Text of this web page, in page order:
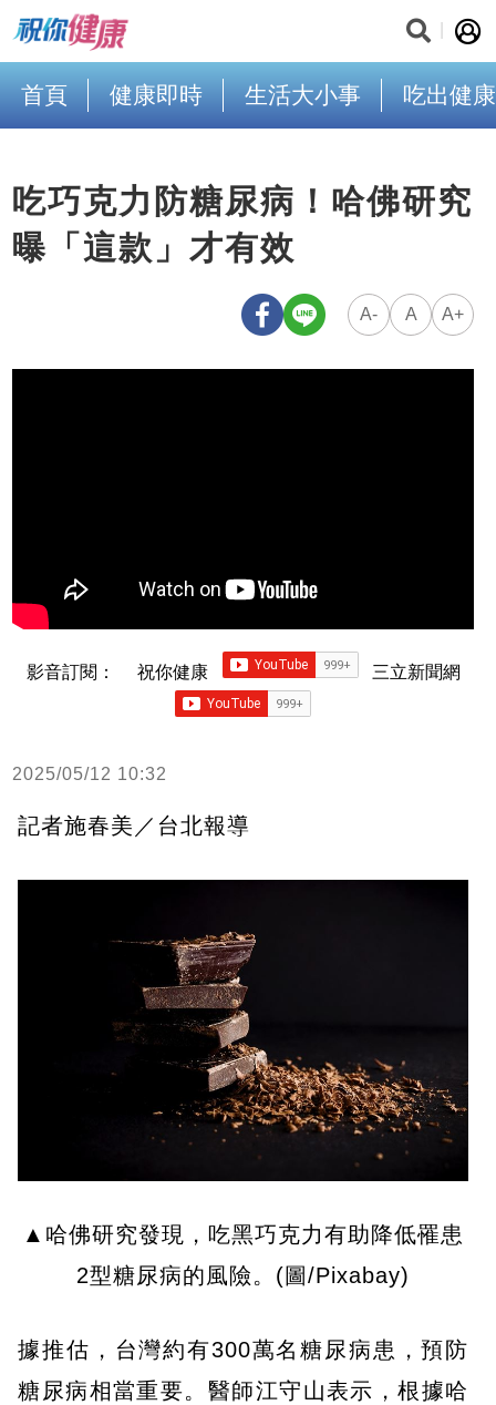
首頁 健康即時 生活大小事 吃出健康
吃巧克力防糖尿病！哈佛研究
曝「這款」才有效
A- A A+
影音訂閱： 祝你健康 三立新聞網
2025/05/12 10:32
記者施春美／台北報導
▲哈佛研究發現，吃黑巧克力有助降低罹患
2型糖尿病的風險。(圖/Pixabay)
據推估，台灣約有300萬名糖尿病患，預防
糖尿病相當重要。醫師江守山表示，根據哈